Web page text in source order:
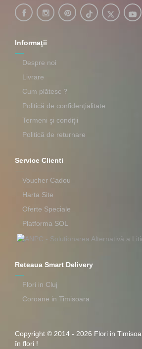
Informaţii
Despre noi
Livrare
Cum plătesc ?
Politică de confidenţialitate
Termeni şi condiţii
Politică de returnare
Service Clienti
Voucher Cadou
Harta Site
Oferte Speciale
Platforma SOL
Reteaua Smart Delivery
Flori in Cluj
Coroane in Timisoara
Copyright © 2014 - 2026 Flori in
în flori !